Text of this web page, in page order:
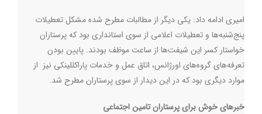
امیری ادامه داد: یکی دیگر از مطالبات مطرح شده مشکل تعطیلات
پنج‌شنبه‌ها و تعطیلات اعلامی از سوی استانداری بود که پرستاران
خواستار کسر این شیفت‌ها از ساعت موظف بودند. پایین بودن
تعرفه‌های گروه‌های اورژانس، اتاق عمل و خدمات پاراکللینکی نیز از
موارد دیگری بود که در این دیدار از سوی پرستاران مطرح شد.
خبرهای خوش برای پرستاران تامین اجتماعی